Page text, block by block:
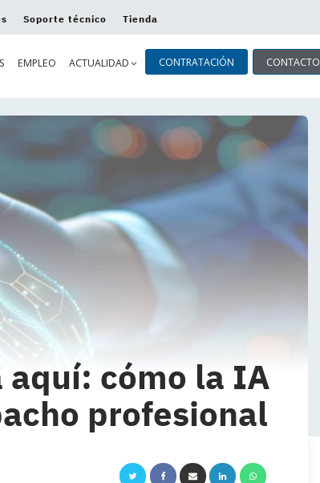
Soporte técnico Tienda
EMPLEO ACTUALIDAD CONTRATACIÓN CONTACTO
aquí: cómo la IA
profesional